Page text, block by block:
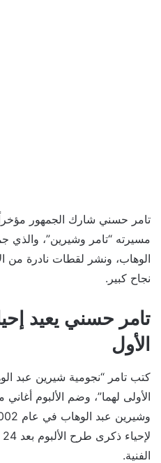
تامر حسني شارك الجمهور
مسيرته “تامر وشيرين”، والذي
الوهاب، ونشر لقطات نادرة من
نجاح كبير.
تامر حسني يعيد
الأول
كتب تامر “نجومية شيرين عبد
الأولى لهما”، وضم الألبوم
الفنية.